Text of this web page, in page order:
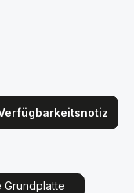
Grundplatte